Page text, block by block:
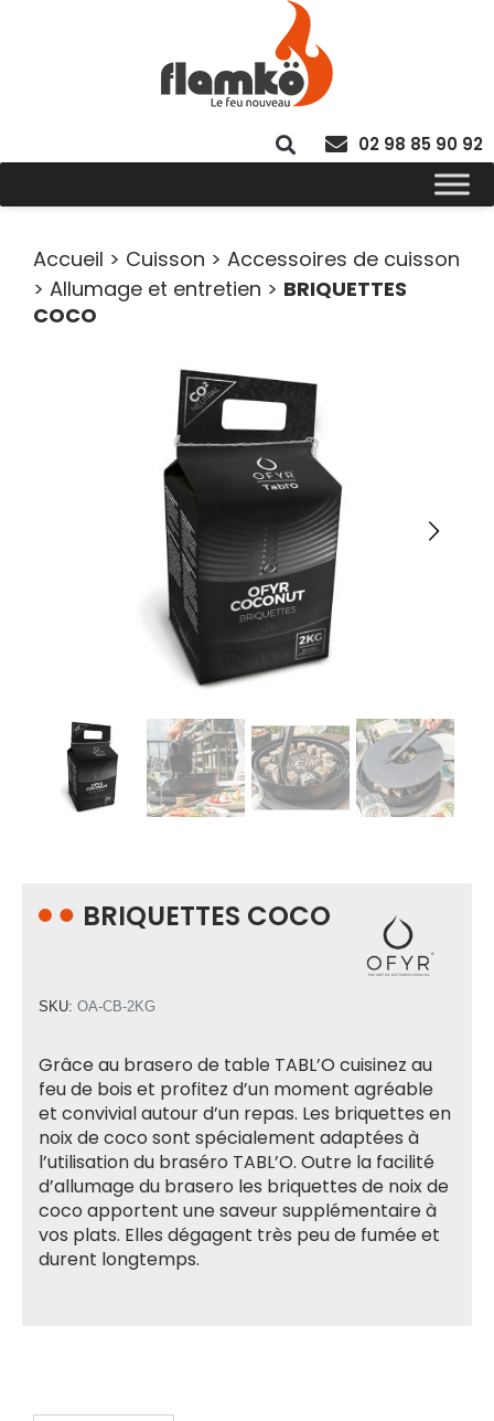
02 98 85 90 92
Accueil > Cuisson > Accessoires de cuisson
> Allumage et entretien > BRIQUETTES
COCO
BRIQUETTES COCO
SKU: OA-CB-2KG
Grâce au brasero de table TABL’O cuisinez au
feu de bois et profitez d’un moment agréable
et convivial autour d’un repas. Les briquettes en
noix de coco sont spécialement adaptées à
l’utilisation du braséro TABL’O. Outre la facilité
d’allumage du brasero les briquettes de noix de
coco apportent une saveur supplémentaire à
vos plats. Elles dégagent très peu de fumée et
durent longtemps.